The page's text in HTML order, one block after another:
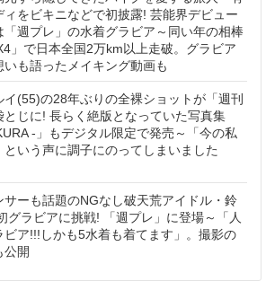
ィをビキニなどで初披露! 芸能界デビュー
「週プレ」の水着グラビア～同い年の相棒
」で日本全国2万km以上走破。グラビア
いも語ったメイキング動画も
イ(55)の28年ぶりの全裸ショットが「週刊
とじに! 長らく絶版となっていた写真集
-」もデジタル限定で発売～「今の私
という声に調子にのってしまいました
サーも話題のNGなし破天荒アイドル・鈴
グラビアに挑戦! 「週プレ」に登場～「人
ビア!!!しかも5水着も着てます」。撮影の
公開